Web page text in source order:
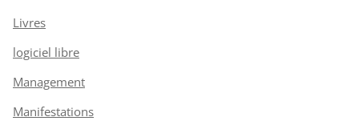
Livres
logiciel libre
Management
Manifestations